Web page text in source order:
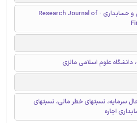
مجله تحقیقاتی امور مالی و حسابداری - Research Journal of
علوم اسلامی مالزی
سرمایه، نسبتهای خطر مالی، نسبتهای
اجاره